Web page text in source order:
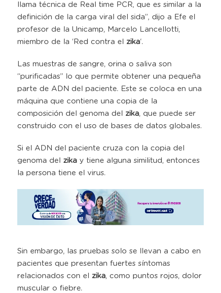
llama técnica de Real time PCR, que es similar a la
definición de la carga viral del sida”, dijo a Efe el
profesor de la Unicamp, Marcelo Lancellotti,
miembro de la ‘Red contra el zika‘.
Las muestras de sangre, orina o saliva son
“purificadas” lo que permite obtener una pequeña
parte de ADN del paciente. Este se coloca en una
máquina que contiene una copia de la
composición del genoma del zika, que puede ser
construido con el uso de bases de datos globales.
Si el ADN del paciente cruza con la copia del
genoma del zika y tiene alguna similitud, entonces
la persona tiene el virus.
Sin embargo, las pruebas solo se llevan a cabo en
pacientes que presentan fuertes síntomas
relacionados con el zika, como puntos rojos, dolor
muscular o fiebre.